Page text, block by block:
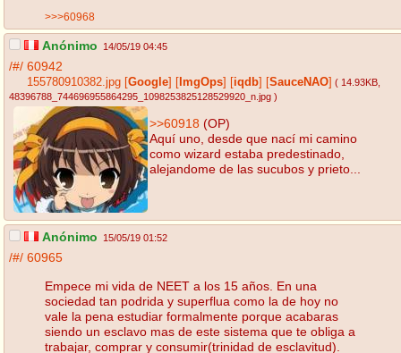
>>>60968
Anónimo 14/05/19 04:45
/#/ 60942
155780910382.jpg Google ImgOps iqdb SauceNAO ( 14.93KB
48396788_744696955864295_1098253825128529920_n.jpg )
>>60918 (OP)
Aquí uno, desde que nací mi camino
como wizard estaba predestinado,
alejandome de las sucubos y prieto...
Anónimo 15/05/19 01:52
/#/ 60965
Empece mi vida de NEET a los 15 años. En una
sociedad tan podrida y superflua como la de hoy no
vale la pena estudiar formalmente porque acabaras
siendo un esclavo mas de este sistema que te obliga a
trabajar, comprar y consumir(trinidad de esclavitud).